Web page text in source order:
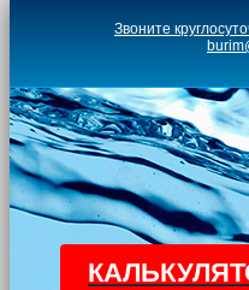
content
Звоните